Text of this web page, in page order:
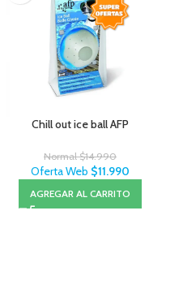
Chill out ice ball AFP
Normal$14.990
Oferta Web $11.990
AGREGAR AL CARRITO